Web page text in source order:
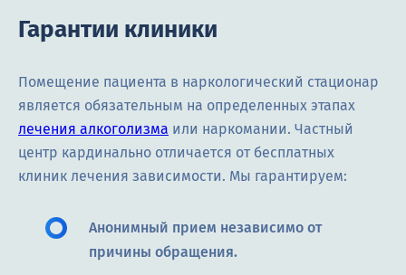
Гарантии клиники
Помещение пациента в наркологический стационар
является обязательным на определенных этапах
лечения алкоголизма или наркомании. Частный
центр кардинально отличается от бесплатных
клиник лечения зависимости. Мы гарантируем:
Анонимный прием независимо от
причины обращения.